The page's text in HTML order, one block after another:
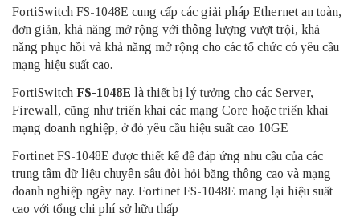
FortiSwitch FS-1048E cung cấp các giải pháp Ethernet an toàn,
đơn giản, khả năng mở rộng với thông lượng vượt trội, khả
năng phục hồi và khả năng mở rộng cho các tổ chức có yêu cầu
mạng hiệu suất cao.
FortiSwitch FS-1048E là thiết bị lý tưởng cho các Server,
Firewall, cũng như triển khai các mạng Core hoặc triển khai
mạng doanh nghiệp, ở đó yêu cầu hiệu suất cao 10GE
Fortinet FS-1048E được thiết kế để đáp ứng nhu cầu của các
trung tâm dữ liệu chuyên sâu đòi hỏi băng thông cao và mạng
doanh nghiệp ngày nay. Fortinet FS-1048E mang lại hiệu suất
cao với tổng chi phí sở hữu thấp